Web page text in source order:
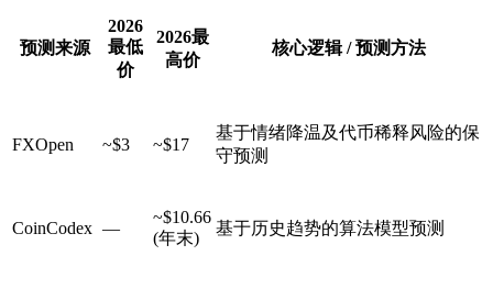
预测来源
2026
最低
价
2026最
高价
核心逻辑 / 预测方法
FXOpen ~$3 ~$17
基于情绪降温及代币稀释风险的保
守预测
CoinCodex —
~$10.66
(年末)
基于历史趋势的算法模型预测